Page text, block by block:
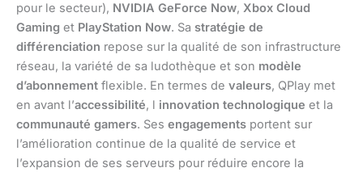
pour le secteur), NVIDIA GeForce Now, Xbox Cloud
Gaming et PlayStation Now. Sa stratégie de
différenciation repose sur la qualité de son infrastructure
réseau, la variété de sa ludothèque et son modèle
d’abonnement flexible. En termes de valeurs, QPlay met
en avant l’accessibilité, l innovation technologique et la
communauté gamers. Ses engagements portent sur
l’amélioration continue de la qualité de service et
l’expansion de ses serveurs pour réduire encore la